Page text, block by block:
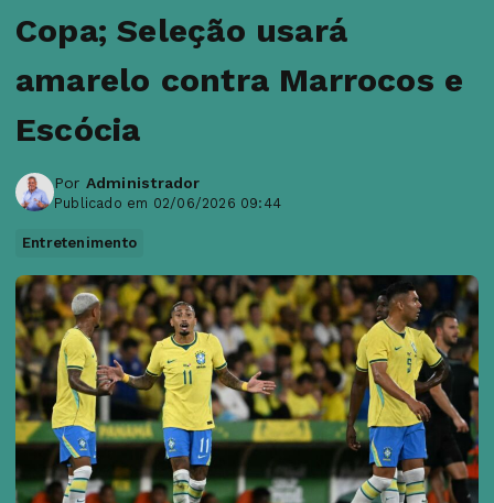
Copa; Seleção usará
amarelo contra Marrocos e
Escócia
Por Administrador
Publicado em 02/06/2026 09:44
Entretenimento